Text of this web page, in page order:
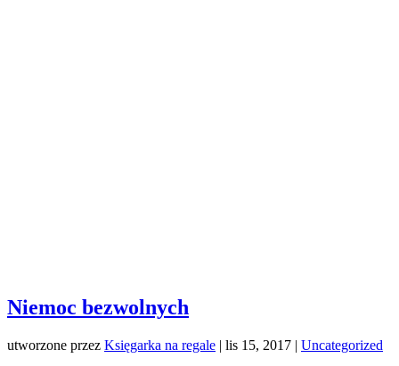
Niemoc bezwolnych
utworzone przez Księgarka na regale | lis 15, 2017 | Uncategorized